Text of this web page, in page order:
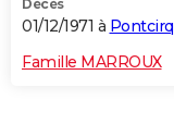
Décès
01/12/1971 à Pontcirq
Famille MARROUX